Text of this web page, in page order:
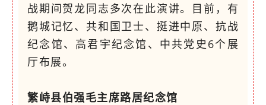
战期间贺龙同志多次在此演讲。目前，有
鹅城记忆、共和国卫士、挺进中原、抗战
纪念馆、高君宇纪念馆、中共党史6个展
厅布展。
繁峙县伯强毛主席路居纪念馆